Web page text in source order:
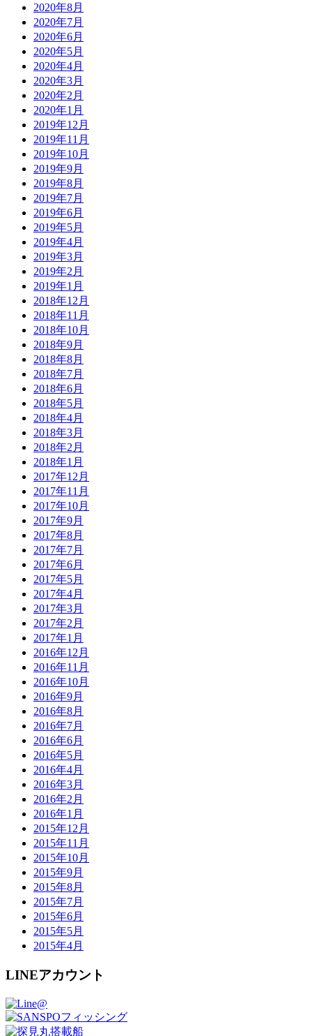
2020年8月
2020年7月
2020年6月
2020年5月
2020年4月
2020年3月
2020年2月
2020年1月
2019年12月
2019年11月
2019年10月
2019年9月
2019年8月
2019年7月
2019年6月
2019年5月
2019年4月
2019年3月
2019年2月
2019年1月
2018年12月
2018年11月
2018年10月
2018年9月
2018年8月
2018年7月
2018年6月
2018年5月
2018年4月
2018年3月
2018年2月
2018年1月
2017年12月
2017年11月
2017年10月
2017年9月
2017年8月
2017年7月
2017年6月
2017年5月
2017年4月
2017年3月
2017年2月
2017年1月
2016年12月
2016年11月
2016年10月
2016年9月
2016年8月
2016年7月
2016年6月
2016年5月
2016年4月
2016年3月
2016年2月
2016年1月
2015年12月
2015年11月
2015年10月
2015年9月
2015年8月
2015年7月
2015年6月
2015年5月
2015年4月
LINEアカウント